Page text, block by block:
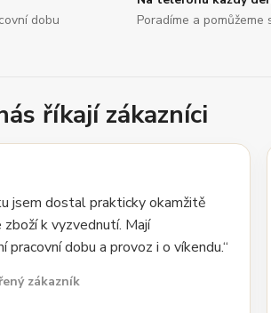
dobu
Poradíme a pomůžeme
říkají zákazníci
jsem dostal prakticky okamžitě
zboží k vyzvednutí. Mají
pracovní dobu a provoz i o víkendu.“
zákazník